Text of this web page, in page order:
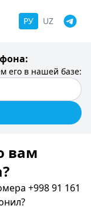
РУ UZ
его в нашей базе:
вам
+998 91 161